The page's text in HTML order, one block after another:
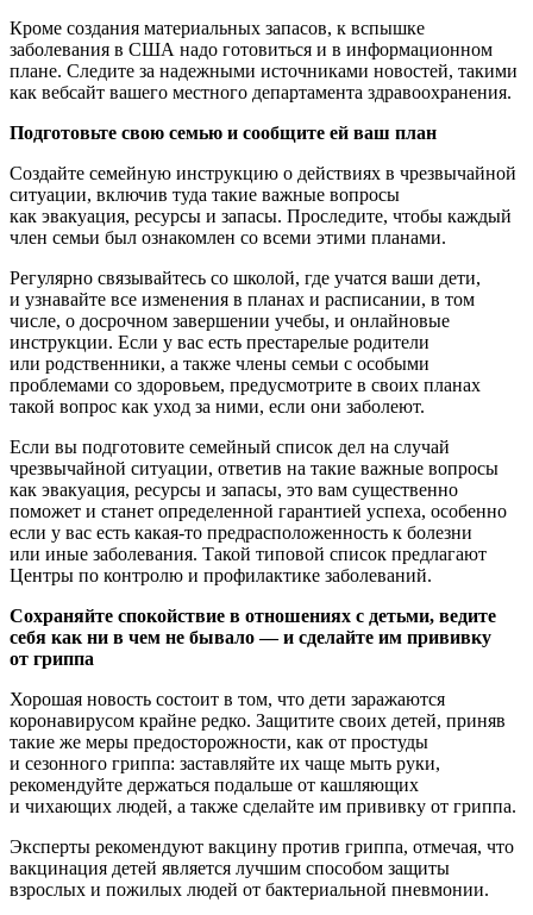
Кроме создания материальных запасов, к вспышке
заболевания в США надо готовиться и в информационном
плане. Следите за надежными источниками новостей, такими
как вебсайт вашего местного департамента здравоохранения.
Подготовьте свою семью и сообщите ей ваш план
Создайте семейную инструкцию о действиях в чрезвычайной
ситуации, включив туда такие важные вопросы
как эвакуация, ресурсы и запасы. Проследите, чтобы каждый
член семьи был ознакомлен со всеми этими планами.
Регулярно связывайтесь со школой, где учатся ваши дети,
и узнавайте все изменения в планах и расписании, в том
числе, о досрочном завершении учебы, и онлайновые
инструкции. Если у вас есть престарелые родители
или родственники, а также члены семьи с особыми
проблемами со здоровьем, предусмотрите в своих планах
такой вопрос как уход за ними, если они заболеют.
Если вы подготовите семейный список дел на случай
чрезвычайной ситуации, ответив на такие важные вопросы
как эвакуация, ресурсы и запасы, это вам существенно
поможет и станет определенной гарантией успеха, особенно
если у вас есть какая-то предрасположенность к болезни
или иные заболевания. Такой типовой список предлагают
Центры по контролю и профилактике заболеваний.
Сохраняйте спокойствие в отношениях с детьми, ведите
себя как ни в чем не бывало — и сделайте им прививку
от гриппа
Хорошая новость состоит в том, что дети заражаются
коронавирусом крайне редко. Защитите своих детей, приняв
такие же меры предосторожности, как от простуды
и сезонного гриппа: заставляйте их чаще мыть руки,
рекомендуйте держаться подальше от кашляющих
и чихающих людей, а также сделайте им прививку от гриппа.
Эксперты рекомендуют вакцину против гриппа, отмечая, что
вакцинация детей является лучшим способом защиты
взрослых и пожилых людей от бактериальной пневмонии.